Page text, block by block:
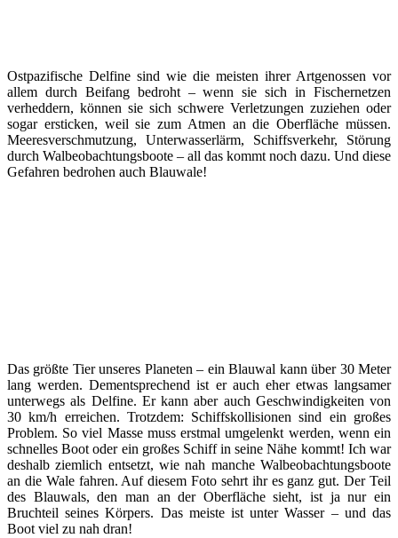
Ostpazifische Delfine sind wie die meisten ihrer Artgenossen vor
allem durch Beifang bedroht – wenn sie sich in Fischernetzen
verheddern, können sie sich schwere Verletzungen zuziehen oder
sogar ersticken, weil sie zum Atmen an die Oberfläche müssen.
Meeresverschmutzung, Unterwasserlärm, Schiffsverkehr, Störung
durch Walbeobachtungsboote – all das kommt noch dazu. Und diese
Gefahren bedrohen auch Blauwale!
Das größte Tier unseres Planeten – ein Blauwal kann über 30 Meter
lang werden. Dementsprechend ist er auch eher etwas langsamer
unterwegs als Delfine. Er kann aber auch Geschwindigkeiten von
30 km/h erreichen. Trotzdem: Schiffskollisionen sind ein großes
Problem. So viel Masse muss erstmal umgelenkt werden, wenn ein
schnelles Boot oder ein großes Schiff in seine Nähe kommt! Ich war
deshalb ziemlich entsetzt, wie nah manche Walbeobachtungsboote
an die Wale fahren. Auf diesem Foto sehrt ihr es ganz gut. Der Teil
des Blauwals, den man an der Oberfläche sieht, ist ja nur ein
Bruchteil seines Körpers. Das meiste ist unter Wasser – und das
Boot viel zu nah dran!